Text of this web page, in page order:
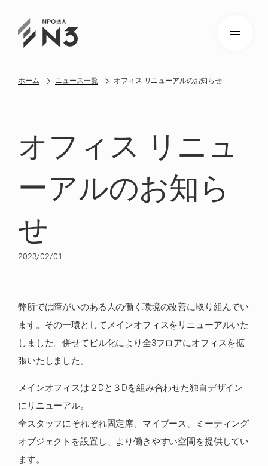
ホーム ニュース一覧 オフィス リニューアルのお知らせ
オフィス リニュ
ーアルのお知ら
せ
2023/02/01
弊所では障がいのある人の働く環境の改善に取り組んでい
ます。その一環としてメインオフィスをリニューアルいた
しました。併せてビル化により全3フロアにオフィスを拡
張いたしました。
メインオフィスは２Dと３Dを組み合わせた独自デザイン
にリニューアル。
全スタッフにそれぞれ固定席、マイブース、ミーティング
オブジェクトを設置し、より働きやすい空間を提供してい
ます。